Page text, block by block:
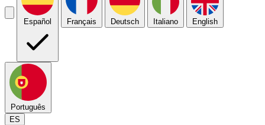
Español Français Deutsch Italiano English
Português
ES